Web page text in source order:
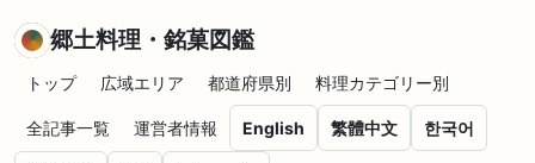
郷土料理・銘菓図鑑
トップ 広域エリア 都道府県別 料理カテゴリー別
全記事一覧 運営者情報 English 繁體中文 한국어